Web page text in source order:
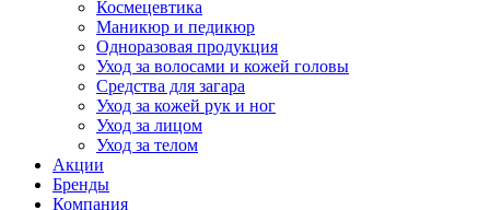
Космецевтика
Маникюр и педикюр
Одноразовая продукция
Уход за волосами и кожей головы
Средства для загара
Уход за кожей рук и ног
Уход за лицом
Уход за телом
Акции
Бренды
Компания